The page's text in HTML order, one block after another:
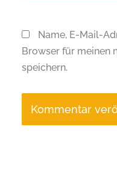
Name, E-Mail-
Browser für meinen
speichern.